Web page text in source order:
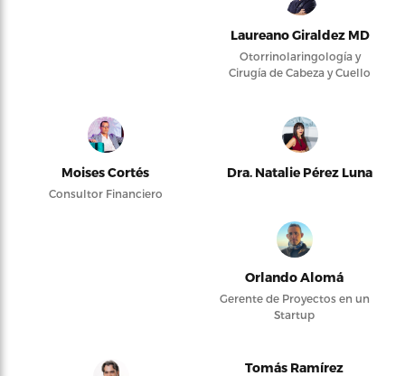
Laureano Giraldez MD
Otorrinolaringología y
Cirugía de Cabeza y Cuello
Moises Cortés
Consultor Financiero
Dra. Natalie Pérez Luna
Orlando Alomá
Gerente de Proyectos en un
Startup
Tomás Ramírez